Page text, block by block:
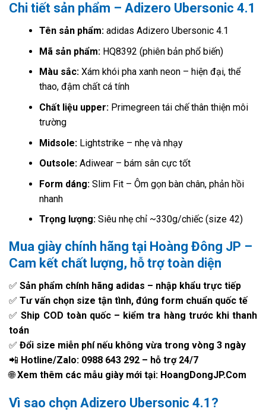
Chi tiết sản phẩm – Adizero Ubersonic 4.1
Tên sản phẩm:adidas Adizero Ubersonic 4.1
Mã sản phẩm:HQ8392 (phiên bản phổ biến)
Màu sắc:Xám khói pha xanh neon – hiện đại, thể
thao, đậm chất cá tính
Chất liệu upper:Primegreen tái chế thân thiện môi
trường
Midsole:Lightstrike – nhẹ và nhạy
Outsole:Adiwear – bám sân cực tốt
Form dáng:Slim Fit – Ôm gọn bàn chân, phản hồi
nhanh
Trọng lượng:Siêu nhẹ chỉ ~330g/chiếc (size 42)
Mua giày chính hãng tại Hoàng Đông JP –
Cam kết chất lượng, hỗ trợ toàn diện
✅ Sản phẩm chính hãng adidas – nhập khẩu trực tiếp
✅ Tư vấn chọn size tận tình, đúng form chuẩn quốc tế
✅Ship COD toàn quốc – kiểm tra hàng trước khi thanh
toán
✅ Đổi size miễn phí nếu không vừa trong vòng 3 ngày
📲 Hotline/Zalo: 0988 643 292 – hỗ trợ 24/7
🌐Xem thêm các mẫu giày mới tại: HoangDongJP.Com
Vì sao chọn Adizero Ubersonic 4.1?